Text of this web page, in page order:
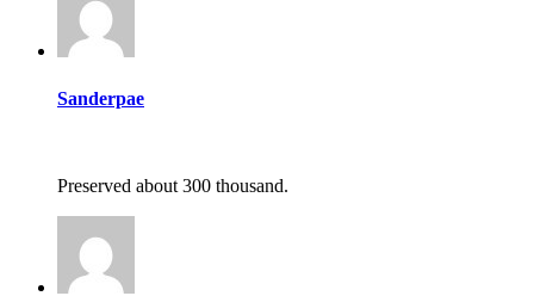
Sanderpae
Preserved about 300 thousand.